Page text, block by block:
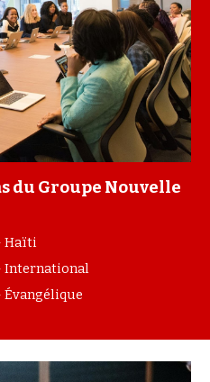
du Groupe Nouvelle
Haïti
International
Évangélique